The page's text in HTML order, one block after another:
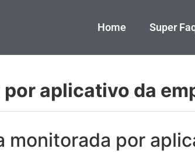
Home Super
aplicativo da
monitorada por